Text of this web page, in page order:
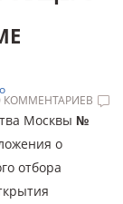
КОММЕНТАРИЕВ
Москвы №
о
отбора